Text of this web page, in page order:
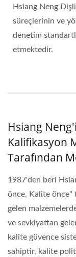
Hsiang Neng
süreçlerinin ve
denetim
etmektedir.
Hsiang
Kalifikasyon
Tarafından
1987'den beri
önce, Kalite önce"
gelen
ve sevkiyattan
kalite güvence
sahiptir, kalite